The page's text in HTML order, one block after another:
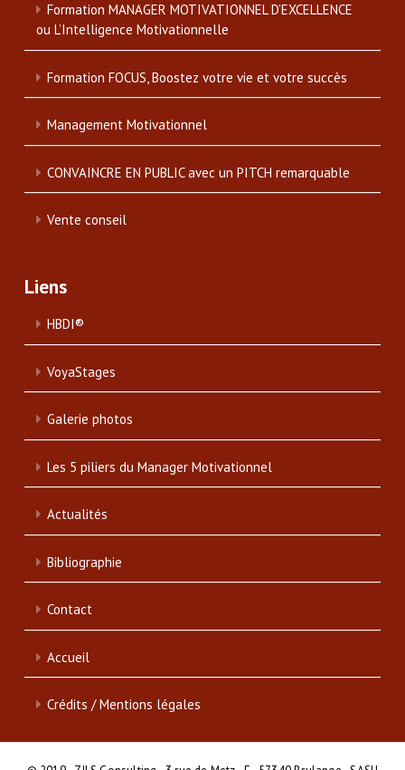
Formation MANAGER MOTIVATIONNEL D’EXCELLENCE
ou L’Intelligence Motivationnelle
Formation FOCUS, Boostez votre vie et votre succès
Management Motivationnel
CONVAINCRE EN PUBLIC avec un PITCH remarquable
Vente conseil
Liens
HBDI®
VoyaStages
Galerie photos
Les 5 piliers du Manager Motivationnel
Actualités
Bibliographie
Contact
Accueil
Crédits / Mentions légales